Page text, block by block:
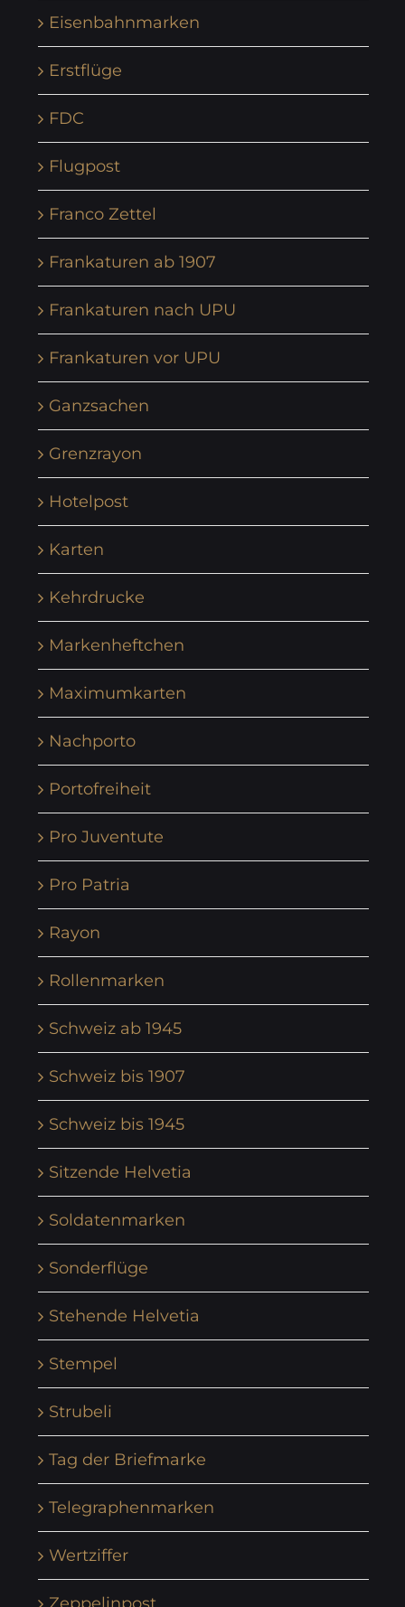
Eisenbahnmarken
Erstflüge
FDC
Flugpost
Franco Zettel
Frankaturen ab 1907
Frankaturen nach UPU
Frankaturen vor UPU
Ganzsachen
Grenzrayon
Hotelpost
Karten
Kehrdrucke
Markenheftchen
Maximumkarten
Nachporto
Portofreiheit
Pro Juventute
Pro Patria
Rayon
Rollenmarken
Schweiz ab 1945
Schweiz bis 1907
Schweiz bis 1945
Sitzende Helvetia
Soldatenmarken
Sonderflüge
Stehende Helvetia
Stempel
Strubeli
Tag der Briefmarke
Telegraphenmarken
Wertziffer